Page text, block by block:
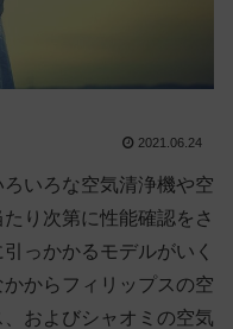
2021.06.24
いろな空気清浄機や空
り次第に性能確認をさ
っかかるモデルがいく
からフィリップスの空
およびシャオミの空気